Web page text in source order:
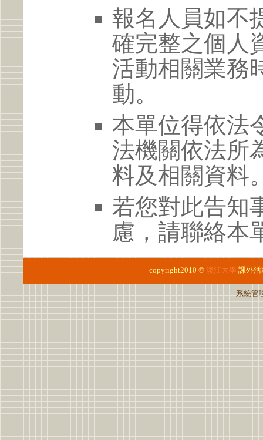
報名人員如不
確完整之個人
活動相關業務
動。
本單位得依法
法機關依法所
料及相關資料
若您對此告知
慮，請聯絡本
copyright2010 © 淡江大學 課外活
系統管